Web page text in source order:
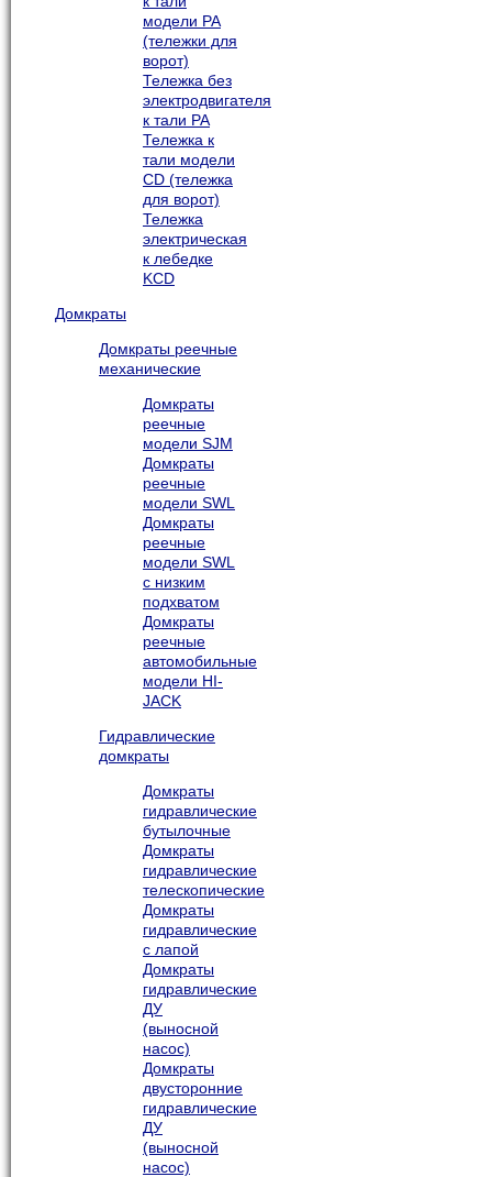
модели РА
(тележки для
ворот)
Тележка без
электродвигателя
к тали РА
Тележка к
тали модели
CD (тележка
для ворот)
Тележка
электрическая
к лебедке
KCD
Домкраты
Домкраты реечные
механические
Домкраты
реечные
модели SJM
Домкраты
реечные
модели SWL
Домкраты
реечные
модели SWL
с низким
подхватом
Домкраты
реечные
автомобильные
модели HI-
JACK
Гидравлические
домкраты
Домкраты
гидравлические
бутылочные
Домкраты
гидравлические
телескопические
Домкраты
гидравлические
с лапой
Домкраты
гидравлические
ДУ
(выносной
насос)
Домкраты
двусторонние
гидравлические
ДУ
(выносной
насос)